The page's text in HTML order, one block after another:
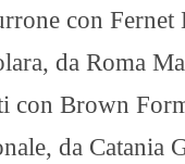
con
da Roma
con Brown
da